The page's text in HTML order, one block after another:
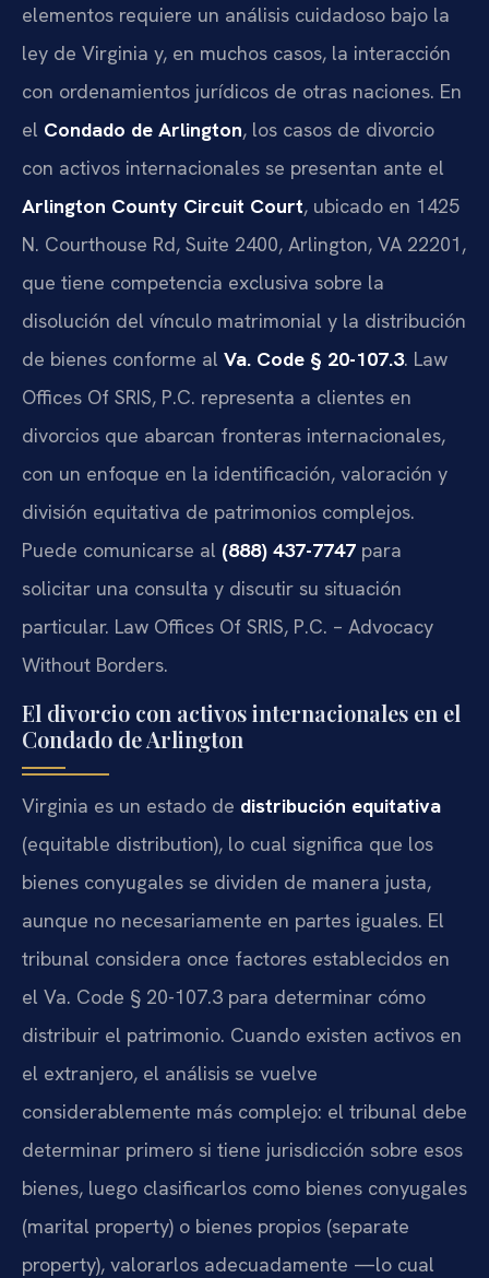
elementos requiere un análisis cuidadoso bajo la
ley de Virginia y, en muchos casos, la interacción
con ordenamientos jurídicos de otras naciones. En
el Condado de Arlington, los casos de divorcio
con activos internacionales se presentan ante el
Arlington County Circuit Court, ubicado en 1425
N. Courthouse Rd, Suite 2400, Arlington, VA 22201,
que tiene competencia exclusiva sobre la
disolución del vínculo matrimonial y la distribución
de bienes conforme al Va. Code § 20-107.3. Law
Offices Of SRIS, P.C. representa a clientes en
divorcios que abarcan fronteras internacionales,
con un enfoque en la identificación, valoración y
división equitativa de patrimonios complejos.
Puede comunicarse al (888) 437-7747 para
solicitar una consulta y discutir su situación
particular. Law Offices Of SRIS, P.C. – Advocacy
Without Borders.
El divorcio con activos internacionales en el
Condado de Arlington
Virginia es un estado de distribución equitativa
(equitable distribution), lo cual significa que los
bienes conyugales se dividen de manera justa,
aunque no necesariamente en partes iguales. El
tribunal considera once factores establecidos en
el Va. Code § 20-107.3 para determinar cómo
distribuir el patrimonio. Cuando existen activos en
el extranjero, el análisis se vuelve
considerablemente más complejo: el tribunal debe
determinar primero si tiene jurisdicción sobre esos
bienes, luego clasificarlos como bienes conyugales
(marital property) o bienes propios (separate
property), valorarlos adecuadamente —lo cual